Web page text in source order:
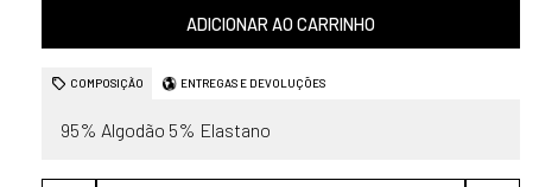
ADICIONAR AO CARRINHO
COMPOSIÇÃO ENTREGAS E DEVOLUÇÕES
95% Algodão 5% Elastano